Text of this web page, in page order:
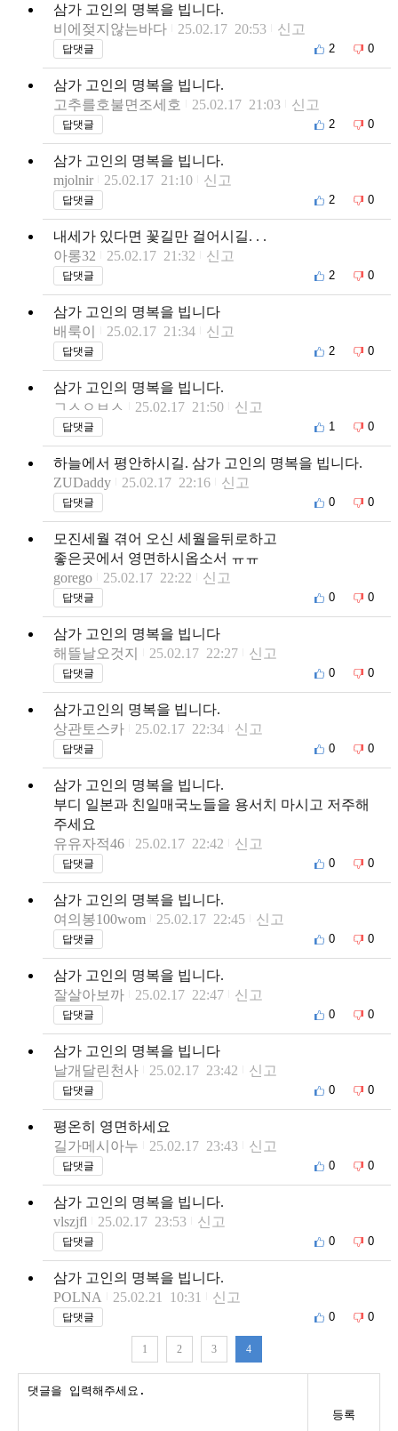
삼가 고인의 명복을 빕니다.
비에젖지않는바다
25.02.17 20:53 신고
답댓글 2 0
삼가 고인의 명복을 빕니다.
고추를호불면조세호
25.02.17 21:03 신고
답댓글 2 0
삼가 고인의 명복을 빕니다.
mjolnir
25.02.17 21:10 신고
답댓글 2 0
내세가 있다면 꽃길만 걸어시길. . .
아롱32
25.02.17 21:32 신고
답댓글 2 0
삼가 고인의 명복을 빕니다
배룩이
25.02.17 21:34 신고
답댓글 2 0
삼가 고인의 명복을 빕니다.
ㄱㅅㅇㅂㅅ
25.02.17 21:50 신고
답댓글 1 0
하늘에서 평안하시길. 삼가 고인의 명복을 빕니다.
ZUDaddy
25.02.17 22:16 신고
답댓글 0 0
모진세월 겪어 오신 세월을뒤로하고
좋은곳에서 영면하시옵소서 ㅠㅠ
gorego
25.02.17 22:22 신고
답댓글 0 0
삼가 고인의 명복을 빕니다
해뜰날오것지
25.02.17 22:27 신고
답댓글 0 0
삼가고인의 명복을 빕니다.
상관토스카
25.02.17 22:34 신고
답댓글 0 0
삼가 고인의 명복을 빕니다.
부디 일본과 친일매국노들을 용서치 마시고 저주해
주세요
유유자적46
25.02.17 22:42 신고
답댓글 0 0
삼가 고인의 명복을 빕니다.
여의봉100wom
25.02.17 22:45 신고
답댓글 0 0
삼가 고인의 명복을 빕니다.
잘살아보까
25.02.17 22:47 신고
답댓글 0 0
삼가 고인의 명복을 빕니다
날개달린천사
25.02.17 23:42 신고
답댓글 0 0
평온히 영면하세요
길가메시아누
25.02.17 23:43 신고
답댓글 0 0
삼가 고인의 명복을 빕니다.
vlszjfl
25.02.17 23:53 신고
답댓글 0 0
삼가 고인의 명복을 빕니다.
POLNA
25.02.21 10:31 신고
답댓글 0 0
1 2 3 4
등록